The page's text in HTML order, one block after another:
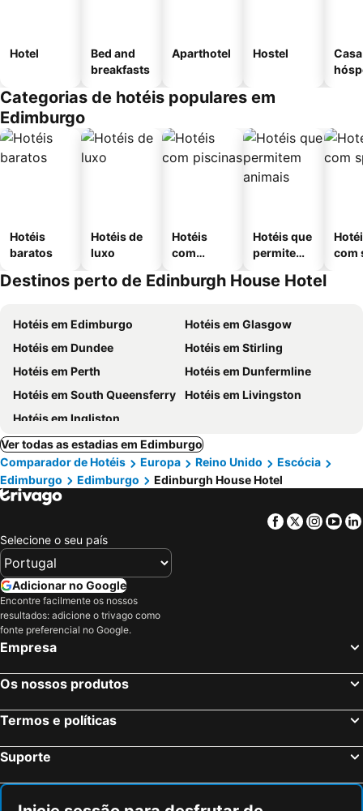
Hotel
Bed and
breakfasts
Aparthotel Hostel
Categorias de hotéis populares em
Edimburgo
Hotéis
baratos
Hotéis de
luxo
Hotéis
com
Hotéis que
permitem
com
Destinos perto de Edinburgh House Hotel
Hotéis em Edimburgo
Hotéis em Glasgow
Hotéis em Dundee
Hotéis em Stirling
Hotéis em Perth
Hotéis em Dunfermline
Hotéis em South Queensferry
Hotéis em Livingston
Hotéis em Ingliston
Ver todas as estadias em Edimburgo
Comparador de Hotéis
Europa Reino Unido
Escócia
Edimburgo
Edimburgo Edinburgh House Hotel
Facebook
Twitter
Selecione o seu país
Adicionar no Google
Encontre facilmente os nossos
resultados: adicione o trivago como
fonte preferencial no Google.
Empresa
Os nossos produtos
Termos e políticas
Suporte